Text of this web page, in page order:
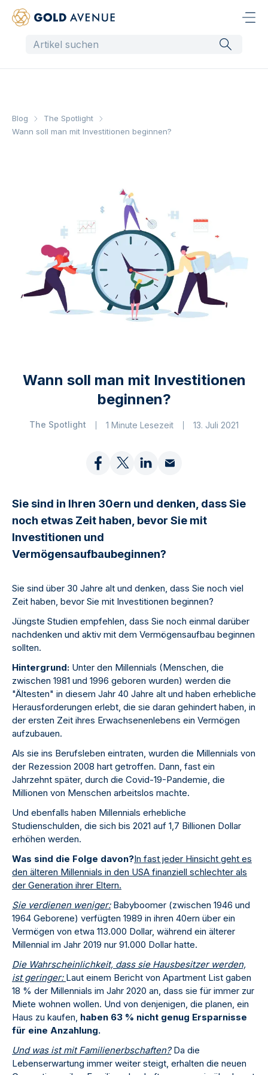
Blog
The Spotlight
Wann soll man mit Investitionen beginnen?
Wann soll man mit Investitionen
beginnen?
The Spotlight 1 Minute Lesezeit 13. Juli 2021
Sie sind in Ihren 30ern und denken, dass Sie
noch etwas Zeit haben, bevor Sie mit
Investitionen und
Vermögensaufbaubeginnen?
Sie sind über 30 Jahre alt und denken, dass Sie noch viel
Zeit haben, bevor Sie mit Investitionen beginnen?
Jüngste Studien empfehlen, dass Sie noch einmal darüber
nachdenken und aktiv mit dem Vermögensaufbau beginnen
sollten.
Hintergrund: Unter den Millennials (Menschen, die
zwischen 1981 und 1996 geboren wurden) werden die
"Ältesten" in diesem Jahr 40 Jahre alt und haben erhebliche
Herausforderungen erlebt, die sie daran gehindert haben, in
der ersten Zeit ihres Erwachsenenlebens ein Vermögen
aufzubauen.
Als sie ins Berufsleben eintraten, wurden die Millennials von
der Rezession 2008 hart getroffen. Dann, fast ein
Jahrzehnt später, durch die Covid-19-Pandemie, die
Millionen von Menschen arbeitslos machte.
Und ebenfalls haben Millennials erhebliche
Studienschulden, die sich bis 2021 auf 1,7 Billionen Dollar
erhöhen werden.
Was sind die Folge davon?In fast jeder Hinsicht geht es
den älteren Millennials in den USA finanziell schlechter als
der Generation ihrer Eltern.
Sie verdienen weniger:Babyboomer (zwischen 1946 und
1964 Geborene) verfügten 1989 in ihren 40ern über ein
Vermögen von etwa 113.000 Dollar, während ein älterer
Millennial im Jahr 2019 nur 91.000 Dollar hatte.
Die Wahrscheinlichkeit, dass sie Hausbesitzer werden,
ist geringer: Laut einem Bericht von Apartment List gaben
18 % der Millennials im Jahr 2020 an, dass sie für immer zur
Miete wohnen wollen. Und von denjenigen, die planen, ein
Haus zu kaufen, haben 63 % nicht genug Ersparnisse
für eine Anzahlung.
Und was ist mit Familienerbschaften?Da die
Lebenserwartung immer weiter steigt, erhalten die neuen